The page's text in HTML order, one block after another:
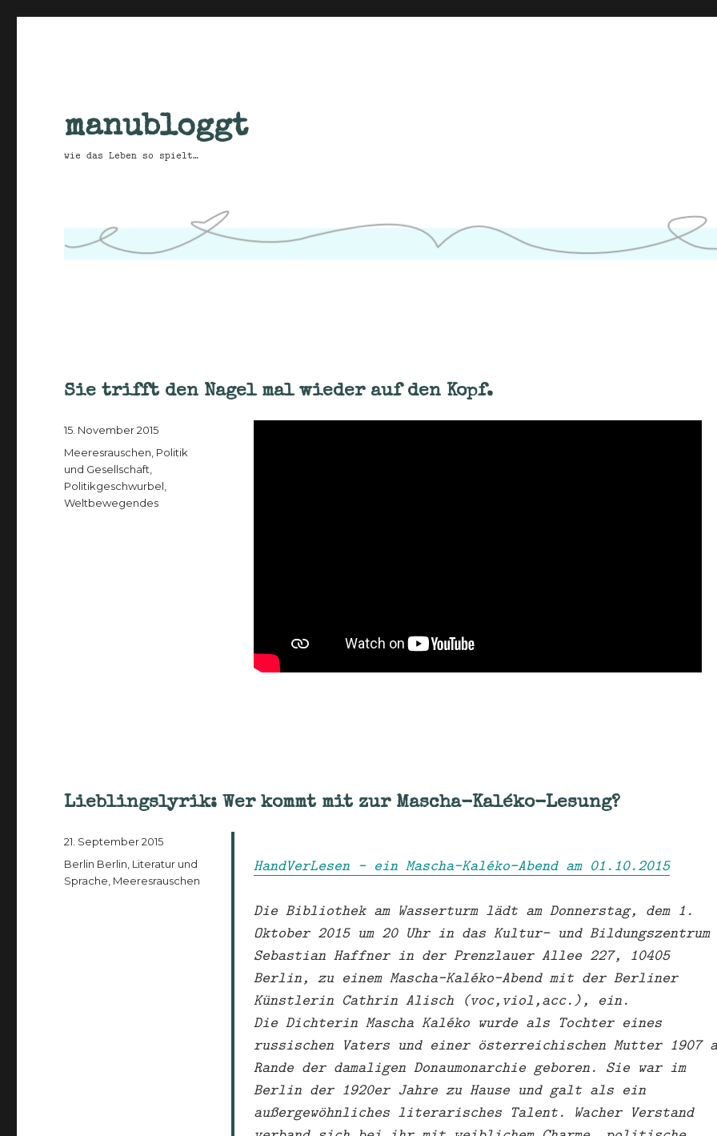
manubloggt
wie das Leben so spielt…
Sie trifft den Nagel mal wieder auf den Kopf.
Veröffentlicht
15. November 2015
Kategorien
Meeresrauschen Politik
und Gesellschaft
Politikgeschwurbel
Weltbewegendes
Lieblingslyrik: Wer kommt mit zur Mascha-Kaléko-Lesung?
HandVerLesen – ein Mascha-Kaléko-Abend am 01.10.2015
Die Bibliothek am Wasserturm lädt am Donnerstag, dem 1.
Oktober 2015 um 20 Uhr in das Kultur- und Bildungszentrum
Sebastian Haffner in der Prenzlauer Allee 227, 10405
Berlin, zu einem Mascha-Kaléko-Abend mit der Berliner
Künstlerin Cathrin Alisch (voc,viol,acc.), ein.
Die Dichterin Mascha Kaléko wurde als Tochter eines
russischen Vaters und einer österreichischen Mutter 1907
Rande der damaligen Donaumonarchie geboren. Sie war im
Berlin der 1920er Jahre zu Hause und galt als ein
außergewöhnliches literarisches Talent. Wacher Verstand
Veröffentlicht
21. September 2015
Kategorien
Berlin Berlin Literatur und
Sprache Meeresrauschen